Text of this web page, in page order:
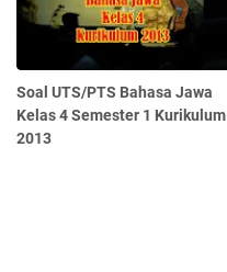
Soal UTS/PTS Bahasa Jawa
Kelas 4 Semester 1 Kurikulum
2013